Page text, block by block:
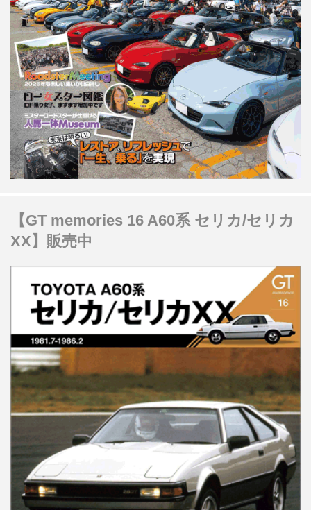
【GT memories 16 A60系 セリカ/セリカ
XX】販売中